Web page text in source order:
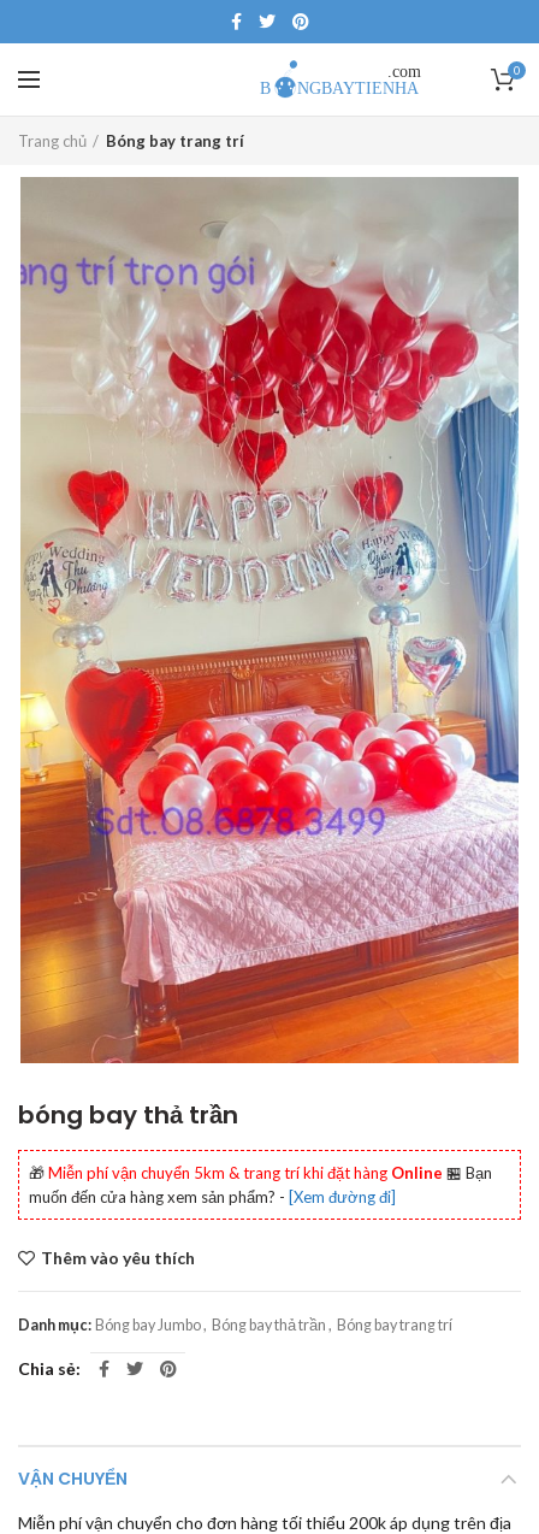
0
Trang chủ Bóng bay trang trí
bóng bay thả trần
🎁Miễn phí vận chuyển 5km & trang trí khi đặt hàng Online 🏪 Bạn
muốn đến cửa hàng xem sản phẩm? - [Xem đường đi]
Thêm vào yêu thích
Danh mục: Bóng bay Jumbo, Bóng bay thả trần , Bóng bay trang trí
Chia sẻ
VẬN CHUYỂN
Miễn phí vận chuyển cho đơn hàng tối thiểu 200k áp dụng trên địa